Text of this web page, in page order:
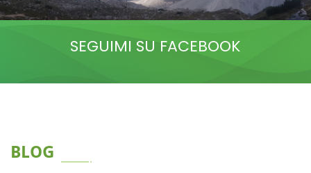
SEGUIMI SU FACEBOOK
BLOG